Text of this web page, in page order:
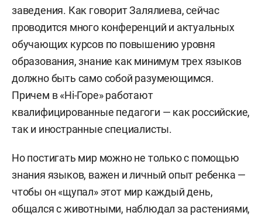
заведения. Как говорит Залялиева, сейчас
проводится много конференций и актуальных
обучающих курсов по повышению уровня
образования, знание как минимум трех языков
должно быть само собой разумеющимся.
Причем в «Hi-Горе» работают
квалифицированные педагоги — как российские,
так и иностранные специалисты.
Но постигать мир можно не только с помощью
знания языков, важен и личный опыт ребенка —
чтобы он «щупал» этот мир каждый день,
общался с животными, наблюдал за растениями,